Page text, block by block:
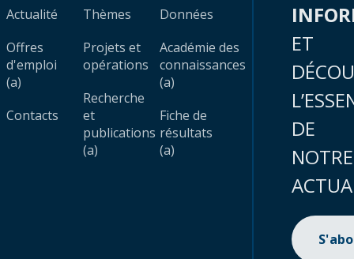
Actualité
Offres
d'emploi
(a)
Contacts
Thèmes
Projets et
opérations
Recherche
et
publications
(a)
Données
Académie des
connaissances
(a)
Fiche de
résultats
(a)
ET
DE
NOTRE